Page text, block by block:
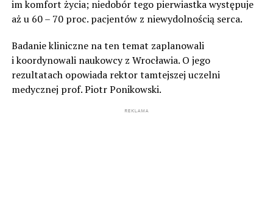
im komfort życia; niedobór tego pierwiastka występuje
aż u 60 – 70 proc. pacjentów z niewydolnością serca.
Badanie kliniczne na ten temat zaplanowali
i koordynowali naukowcy z Wrocławia. O jego
rezultatach opowiada rektor tamtejszej uczelni
medycznej prof. Piotr Ponikowski.